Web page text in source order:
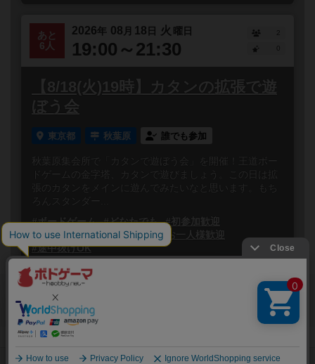
あと
6人
2026年 08 月 18 日 火 曜日
19:00～21:30
2
【8/18(火)19時】カタンの拡張で遊
ぼう会
東京都 秋葉原 誰でも参加
秋葉原集会所で「カタンで遊ぼう会」を開催！王道ボー
ドゲームの金字塔、カタンで遊びましょう。この日は拡
#ボードゲーム
#どなたでも
#初参加歓迎
#途中参加OK
#初心者歓迎
#お一人様歓迎
#途中抜けOK
閉じる
ボードゲームのプレイ履歴を記録し
自分のデータを管理しませんか？
約75,000人 がボドゲーマを利用中！